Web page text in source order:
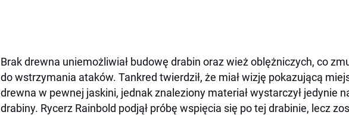
Brak drewna uniemożliwiał budowę drabin oraz wież oblężniczych, co
do wstrzymania ataków. Tankred twierdził, że miał wizję pokazującą
drewna w pewnej jaskini, jednak znaleziony materiał wystarczył jedynie
drabiny. Rycerz Rainbold podjął próbę wspięcia się po tej drabinie, lecz